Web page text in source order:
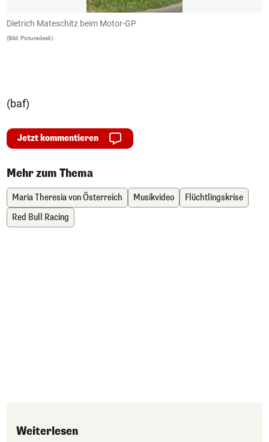
Dietrich Mateschitz beim Motor-GP
(Bild: Picturedesk)
(baf)
Jetzt kommentieren
Mehr zum Thema
Maria Theresia von Österreich Musikvideo
Flüchtlingskrise
Red Bull Racing
Weiterlesen